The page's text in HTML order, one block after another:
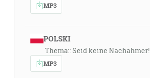
MP3
POLSKI
Thema:: Seid keine Nachahmer!
MP3